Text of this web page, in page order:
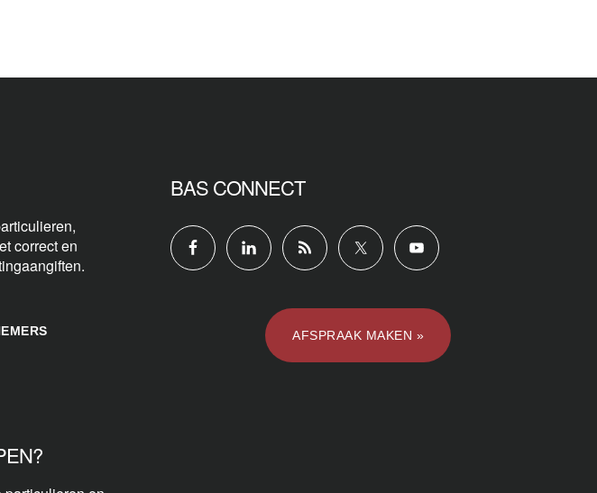
correct en
BAS CONNECT
AFSPRAAK MAKEN »